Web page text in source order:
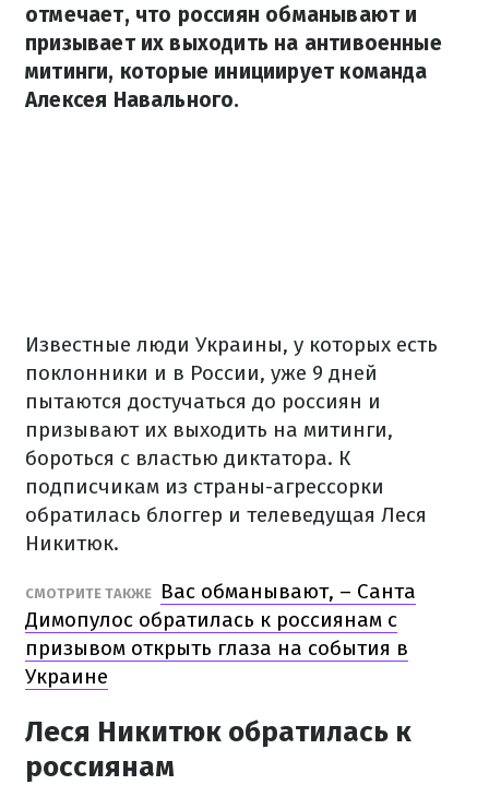
отмечает, что россиян обманывают и
призывает их выходить на антивоенные
митинги, которые инициирует команда
Алексея Навального.
Известные люди Украины, у которых есть
поклонники и в России, уже 9 дней
пытаются достучаться до россиян и
призывают их выходить на митинги,
бороться с властью диктатора. К
подписчикам из страны-агрессорки
обратилась блоггер и телеведущая Леся
Никитюк.
СМОТРИТЕ ТАКЖЕ
Вас обманывают, – Санта
Димопулос обратилась к россиянам с
призывом открыть глаза на события в
Украине
Леся Никитюк обратилась к
россиянам